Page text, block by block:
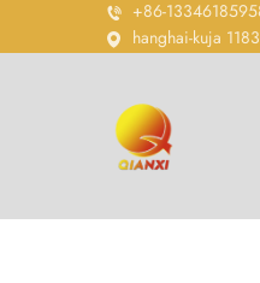
+86-
hanghai-kuja